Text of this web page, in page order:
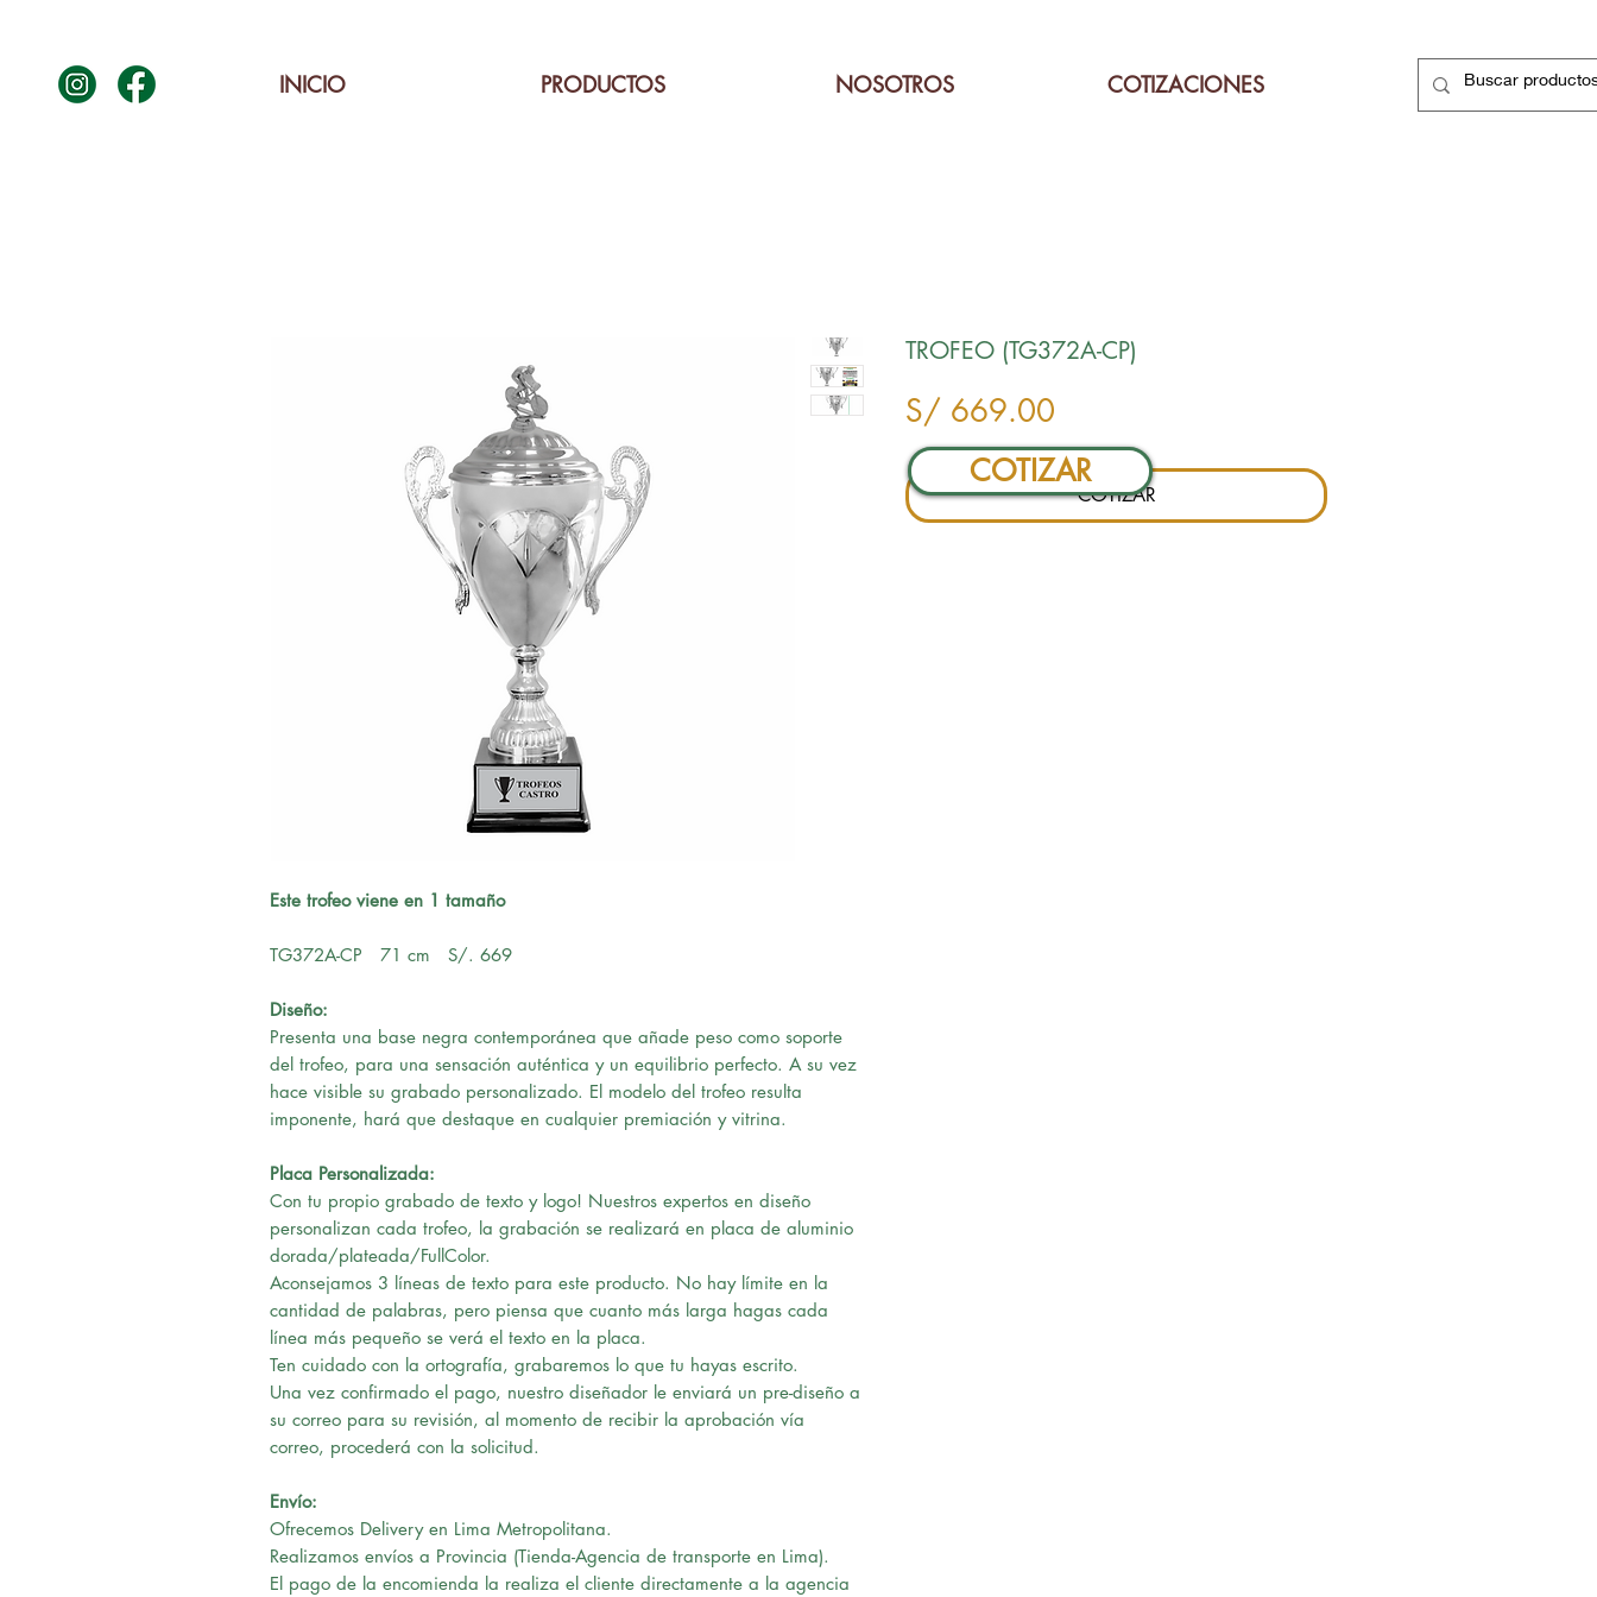
INICIO PRODUCTOS NOSOTROS COTIZACIONES
Este trofeo viene en 1 tamaño
TG372A-CP 71 cm S/. 669
Diseño:
Presenta una base negra contemporánea que añade peso como soporte
del trofeo, para una sensación auténtica y un equilibrio perfecto. A su vez
hace visible su grabado personalizado. El modelo del trofeo resulta
imponente, hará que destaque en cualquier premiación y vitrina.
Placa Personalizada:
Con tu propio grabado de texto y logo! Nuestros expertos en diseño
personalizan cada trofeo, la grabación se realizará en placa de aluminio
dorada/plateada/FullColor.
Aconsejamos 3 líneas de texto para este producto. No hay límite en la
cantidad de palabras, pero piensa que cuanto más larga hagas cada
línea más pequeño se verá el texto en la placa.
Ten cuidado con la ortografía, grabaremos lo que tu hayas escrito.
Una vez confirmado el pago, nuestro diseñador le enviará un pre-diseño a
su correo para su revisión, al momento de recibir la aprobación vía
correo, procederá con la solicitud.
Envío:
Ofrecemos Delivery en Lima Metropolitana.
Realizamos envíos a Provincia (Tienda-Agencia de transporte en Lima).
El pago de la encomienda la realiza el cliente directamente a la agencia
TROFEO (TG372A-CP)
S/ 669.00
COTIZAR
COTIZAR